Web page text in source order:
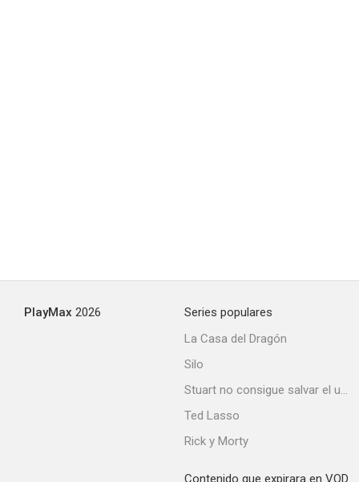
PlayMax 2026
Series populares
La Casa del Dragón
Silo
Stuart no consigue salvar el universo
Ted Lasso
Rick y Morty
Contenido que expirara en VOD